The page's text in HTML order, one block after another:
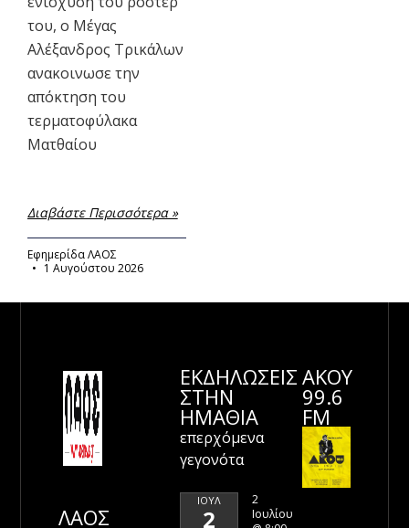
του, ο Μέγας
Αλέξανδρος Τρικάλων
ανακοινωσε την
απόκτηση του
τερματοφύλακα
Ματθαίου
Διαβάστε Περισσότερα »
Εφημερίδα ΛΑΟΣ
1 Αυγούστου 2026
ΛΑΟΣ
ΕΚΔΗΛΩΣΕΙΣ
ΣΤΗΝ
ΗΜΑΘΊΑ
επερχόμενα
γεγονότα
ΙΟΎΛ
2
2
Ιουλίου
ΑΚΟΥ
99.6
FM